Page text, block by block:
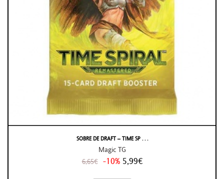
SOBRE DE DRAFT – TIME SP . . .
Magic TG
6,65€ -10% 5,99€